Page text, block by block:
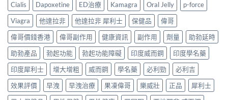
Cialis Dapoxetine ED治療 Kamagra Oral Jelly
p-force
Viagra
他達拉非 他達拉非 犀利士 保健品
偉哥
偉哥價錢香港
偉哥副作用 健康資訊 副作用 劑量
助勃延時
助勃產品
勃起功能 勃起功能障礙 印度威而鋼
印度學名藥
印度犀利士
增大增粗 威而鋼 學名藥 必利勁
必利吉
效果評價
早洩 早洩治療 果凍偉哥 樂威壯 正品
犀利士